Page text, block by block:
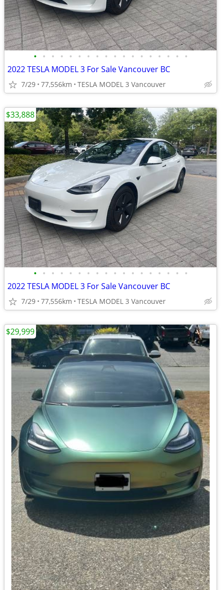
• • • • • • • • • • • • • • • • • •
2022 TESLA MODEL 3 For Sale Vancouver BC
7/29 77,556km TESLA MODEL 3 Vancouver
• • • • • • • • • • • • • • • • • •
2022 TESLA MODEL 3 For Sale Vancouver BC
7/29 77,556km TESLA MODEL 3 Vancouver
$33,888
$29,999